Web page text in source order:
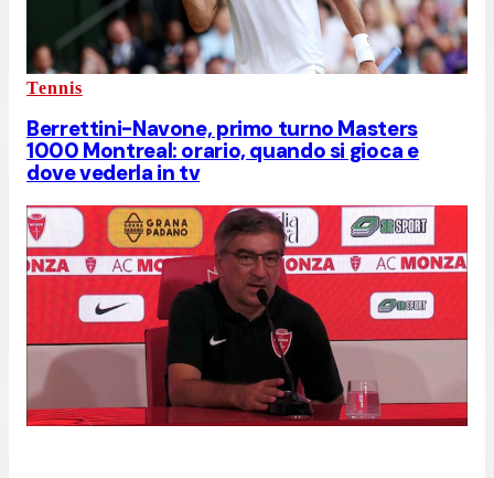
Tennis
Berrettini-Navone, primo turno Masters
1000 Montreal: orario, quando si gioca e
dove vederla in tv